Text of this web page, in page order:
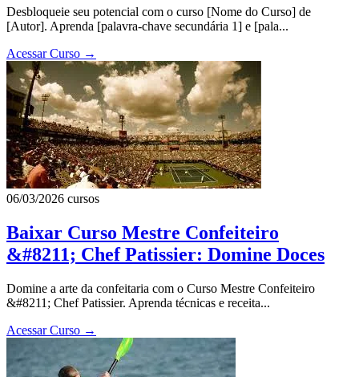
Desbloqueie seu potencial com o curso [Nome do Curso] de
[Autor]. Aprenda [palavra-chave secundária 1] e [pala...
Acessar Curso →
06/03/2026 cursos
Baixar Curso Mestre Confeiteiro
&#8211; Chef Patissier: Domine Doces
Domine a arte da confeitaria com o Curso Mestre Confeiteiro
&#8211; Chef Patissier. Aprenda técnicas e receita...
Acessar Curso →